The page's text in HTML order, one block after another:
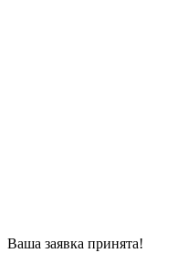
Ваша заявка принята!